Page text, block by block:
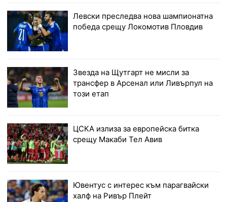
Левски преследва нова шампионатна
победа срещу Локомотив Пловдив
Звезда на Щутгарт не мисли за
трансфер в Арсенал или Ливърпул на
този етап
ЦСКА излиза за европейска битка
срещу Макаби Тел Авив
Ювентус с интерес към парагвайски
халф на Ривър Плейт